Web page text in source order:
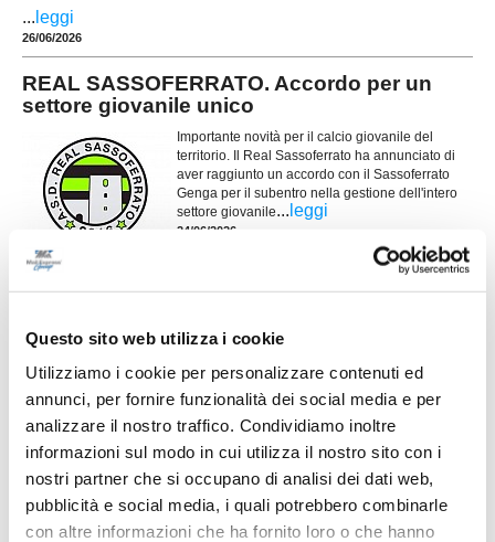
Questo sito web utilizza i cookie
Utilizziamo i cookie per personalizzare contenuti ed
annunci, per fornire funzionalità dei social media e per
analizzare il nostro traffico. Condividiamo inoltre
informazioni sul modo in cui utilizza il nostro sito con i
nostri partner che si occupano di analisi dei dati web,
pubblicità e social media, i quali potrebbero combinarle
con altre informazioni che ha fornito loro o che hanno
... leggi
26/06/2026
REAL SASSOFERRATO. Accordo per un
settore giovanile unico
Importante novità per il calcio giovanile del
territorio. Il Real Sassoferrato ha annunciato di
aver raggiunto un accordo con il Sassoferrato
Genga per il subentro nella gestione dell'intero
settore giovanile... leggi
24/06/2026
CASTELFIDARDO ACADEMY. Mauro
Nella foto: Mauro Bertarelli e il presidente
Maximiliano Ciucciomei Il Castelfidardo Academy
volta pagina e annuncia ufficialmente la nuova
guida tecnica per la stagione sportiva 2026/2027.
La società ha deciso di aff ...leggi
21/06/2026
FABRIANO CERRETO denuncia: "Giù le
mani dai nostri ragazzi"
L’A.S.D. Fabriano Cerreto interviene con